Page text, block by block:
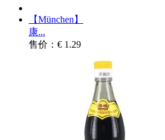
【München】
康...
售价：€ 1.29